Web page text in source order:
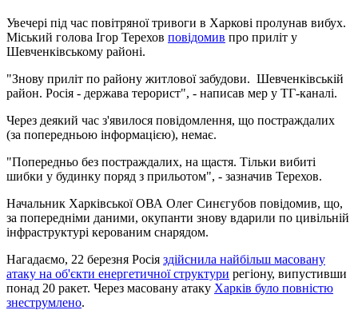
Увечері під час повітряної тривоги в Харкові пролунав вибух.
Міський голова Ігор Терехов повідомив про приліт у
Шевченківському районі.
"Знову приліт по району житлової забудови. Шевченківській
район. Росія - держава терорист", - написав мер у ТГ-каналі.
Через деякий час з'явилося повідомлення, що постраждалих
(за попередньою інформацією), немає.
"Попередньо без постраждалих, на щастя. Тільки вибиті
шибки у будинку поряд з прильотом", - зазначив Терехов.
Начальник Харківської ОВА Олег Синєгубов повідомив, що,
за попередніми даними, окупанти знову вдарили по цивільній
інфраструктурі керованим снарядом.
Нагадаємо, 22 березня Росія здійснила найбільш масовану
атаку на об'єкти енергетичної структури регіону, випустивши
понад 20 ракет. Через масовану атаку Харків було повністю
знеструмлено.